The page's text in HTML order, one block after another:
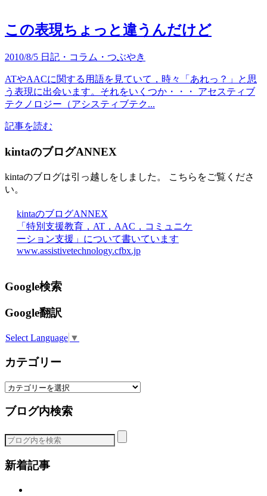
この表現ちょっと違うんだけど
2010/8/5 日記・コラム・つぶやき
ATやAACに関する用語を見ていて，時々「あれっ？」と思
う表現に出会います。それをいくつか・・・ アセスティブ
テクノロジー（アシスティブテク...
記事を読む
kintaのブログANNEX
kintaのブログは引っ越しをしました。 こちらをご覧くださ
い。
kintaのブログANNEX
「特別支援教育，AT，AAC，コミュニケ
ーション支援」について書いています
www.assistivetechnology.cfbx.jp
Google検索
Google翻訳
Select Language ▼
カテゴリー
カ
ゴ
ー
ブログ内検索
新着記事